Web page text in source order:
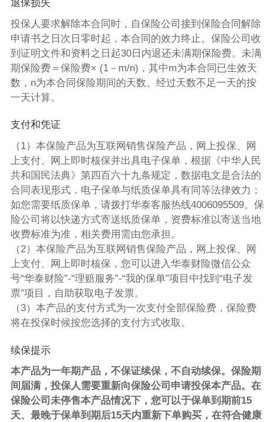
退保损失
投保人要求解除本合同时，自保险公司接到保险合同解除
申请书之日次日零时起，本合同的效力终止。保险公司收
到证明文件和资料之日起30日内退还未满期保险费。未满
期保险费＝保险费× (1－m/n)，其中m为本合同已生效天
数，n为本合同保险期间的天数。经过天数不足一天的按
一天计算。
支付和凭证
（1）本保险产品为互联网销售保险产品，网上投保、网
上支付、网上即时核保并出具电子保单，根据《中华人民
共和国民法典》第四百六十九条规定，数据电文是合法的
合同表现形式，电子保单与纸质保单具有同等法律效力；
如您需要纸质保单，请拨打华泰客服热线4006095509。保
险公司将以快递方式寄送纸质保单，资费标准以寄送当地
收费标准为准，相关费用需由您承担。
（2）本保险产品为互联网销售保险产品，网上投保、网
上支付、网上即时核保，您可以进入华泰财险微信公众
号“华泰财险”-“理赔服务”-“我的保单”项目中找到“电子发
票”项目，自助获取电子发票。
（3）本产品的支付方式为一次支付全部保险费，保险费
将在投保时候按您选择的支付方式收取。
续保提示
本产品为一年期产品，不保证续保，不自动续保。保险期
间届满，投保人需要重新向保险公司申请投保本产品。在
保险公司未停售本产品情况下，您可以于保单到期前15
天、最晚于保单到期后15天内重新下单购买，在符合健康